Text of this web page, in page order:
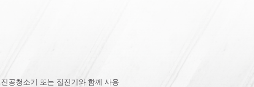
공청소기 또는 집진기와 함께 사용